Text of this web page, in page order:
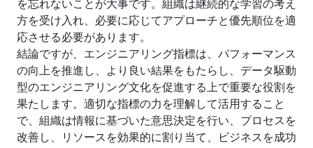
方を受け入れ、必要に応じてアプローチと優先順位を適
応させる必要があります。
結論ですが、エンジニアリング指標は、パフォーマンス
の向上を推進し、より良い結果をもたらし、データ駆動
型のエンジニアリング文化を促進する上で重要な役割を
果たします。適切な指標の力を理解して活用すること
で、組織は情報に基づいた意思決定を行い、プロセスを
改善し、リソースを効果的に割り当て、ビジネスを成功